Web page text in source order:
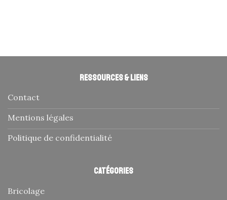
Ressources & liens
Contact
Mentions légales
Politique de confidentialité
Catégories
Bricolage